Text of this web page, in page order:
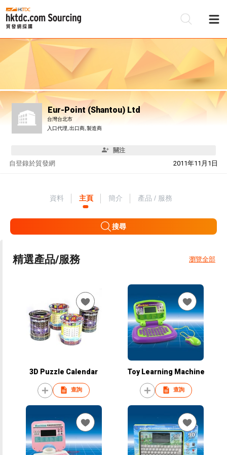
Eur-Point (Shantou) Ltd
台灣台北市
入口代理, 出口商, 製造商
關注
自 2011年11月1日
登錄於貿發網
資料 主頁 簡介 產品 / 服務
搜尋
精選產品/服務 瀏覽全部
3D Puzzle Calendar
查詢
Toy Learning Machine
查詢